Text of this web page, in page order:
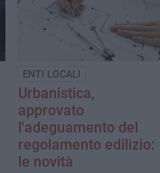
ENTI LOCALI
Urbanistica,
approvato
l'adeguamento del
regolamento edilizio:
le novità